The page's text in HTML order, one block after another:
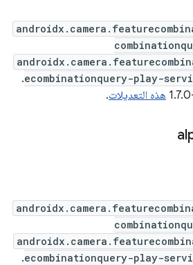
ecombinationquery-play-
.
هذه التعديلات.
ecombinationquery-play-
.